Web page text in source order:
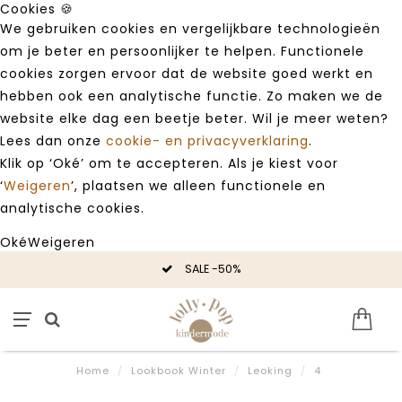
Cookies 🍪
We gebruiken cookies en vergelijkbare technologieën
om je beter en persoonlijker te helpen. Functionele
cookies zorgen ervoor dat de website goed werkt en
hebben ook een analytische functie. Zo maken we de
website elke dag een beetje beter. Wil je meer weten?
Lees dan onze cookie- en privacyverklaring.
Klik op ‘Oké’ om te accepteren. Als je kiest voor
‘Weigeren’, plaatsen we alleen functionele en
analytische cookies.
OkéWeigeren
SALE -50%
Home / Lookbook Winter / Leoking / 4